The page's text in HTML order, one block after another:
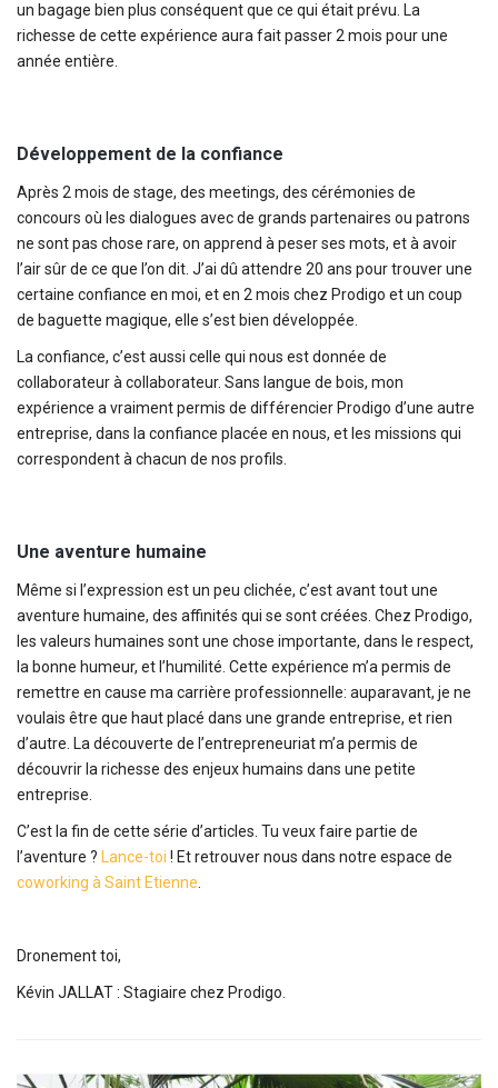
un bagage bien plus conséquent que ce qui était prévu. La
richesse de cette expérience aura fait passer 2 mois pour une
année entière.
Développement de la confiance
Après 2 mois de stage, des meetings, des cérémonies de
concours où les dialogues avec de grands partenaires ou patrons
ne sont pas chose rare, on apprend à peser ses mots, et à avoir
l’air sûr de ce que l’on dit. J’ai dû attendre 20 ans pour trouver une
certaine confiance en moi, et en 2 mois chez Prodigo et un coup
de baguette magique, elle s’est bien développée.
La confiance, c’est aussi celle qui nous est donnée de
collaborateur à collaborateur. Sans langue de bois, mon
expérience a vraiment permis de différencier Prodigo d’une autre
entreprise, dans la confiance placée en nous, et les missions qui
correspondent à chacun de nos profils.
Une aventure humaine
Même si l’expression est un peu clichée, c’est avant tout une
aventure humaine, des affinités qui se sont créées. Chez Prodigo,
les valeurs humaines sont une chose importante, dans le respect,
la bonne humeur, et l’humilité. Cette expérience m’a permis de
remettre en cause ma carrière professionnelle: auparavant, je ne
voulais être que haut placé dans une grande entreprise, et rien
d’autre. La découverte de l’entrepreneuriat m’a permis de
découvrir la richesse des enjeux humains dans une petite
entreprise.
C’est la fin de cette série d’articles. Tu veux faire partie de
l’aventure ? Lance-toi ! Et retrouver nous dans notre espace de
coworking à Saint Etienne.
Dronement toi,
Kévin JALLAT : Stagiaire chez Prodigo.